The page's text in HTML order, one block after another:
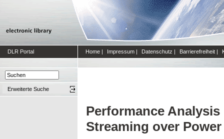
DLR Portal Home | Impressum | Datenschutz | Barrierefreiheit |
Erweiterte Suche
Performance
Streaming over